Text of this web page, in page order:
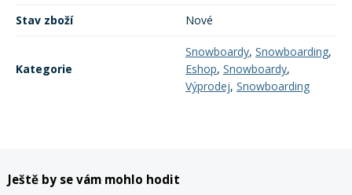
Stav zboží Nové
Kategorie
Snowboardy, Snowboarding,
Eshop, Snowboardy,
Výprodej, Snowboarding
Ještě by se vám mohlo hodit